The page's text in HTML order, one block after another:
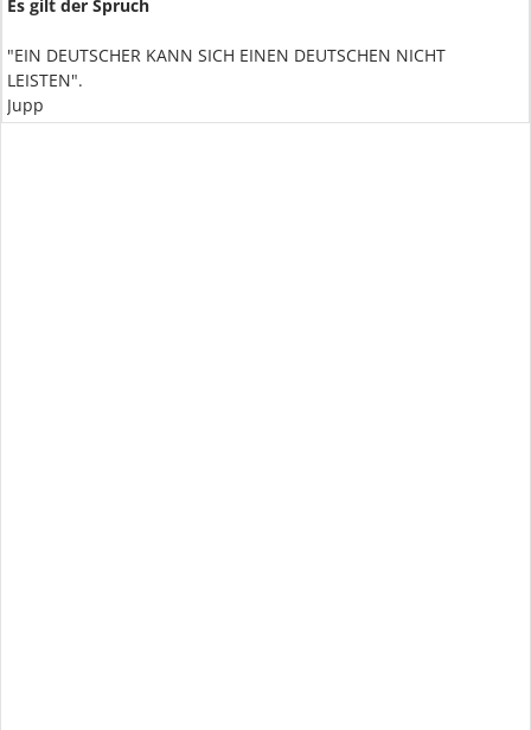
Es gilt der Spruch
"EIN DEUTSCHER KANN SICH EINEN DEUTSCHEN NICHT
LEISTEN".
Jupp